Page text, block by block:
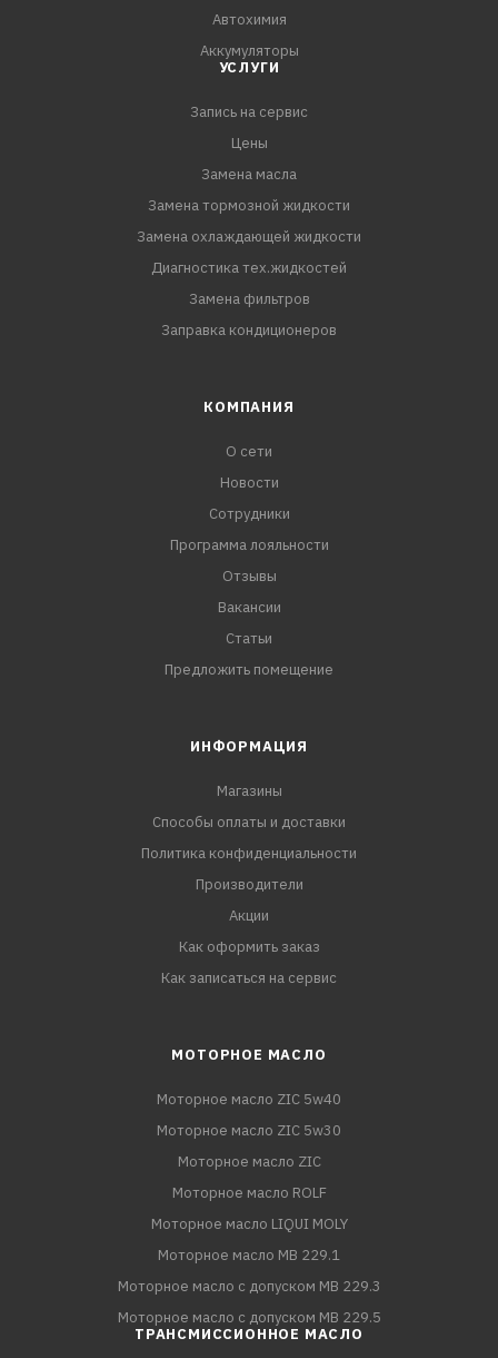
Toyota Sienna, GSL30, GSL33, GSL35
GGH30W, GGH35, GGH35W
Toyota Venza, GGV10, GGV15
Автохимия
Аккумуляторы
УСЛУГИ
Запись на сервис
Цены
Замена масла
Замена тормозной жидкости
Замена охлаждающей жидкости
Диагностика тех.жидкостей
Замена фильтров
Заправка кондиционеров
КОМПАНИЯ
О сети
Новости
Сотрудники
Программа лояльности
Отзывы
Вакансии
Статьи
Предложить помещение
ИНФОРМАЦИЯ
Магазины
Способы оплаты и доставки
Политика конфиденциальности
Производители
Акции
Как оформить заказ
Как записаться на сервис
МОТОРНОЕ МАСЛО
Моторное масло ZIC 5w40
Моторное масло ZIC 5w30
Моторное масло ZIC
Моторное масло ROLF
Моторное масло LIQUI MOLY
Моторное масло MB 229.1
Моторное масло с допуском MB 229.3
Моторное масло с допуском MB 229.5
ТРАНСМИССИОННОЕ МАСЛО